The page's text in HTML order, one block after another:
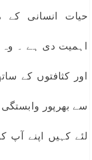
حیات انسانی کے
اہمیت دی ہے ۔ وہ
اور کثافتوں کے
سے بھرپور
لئے کہیں اپنے آپ